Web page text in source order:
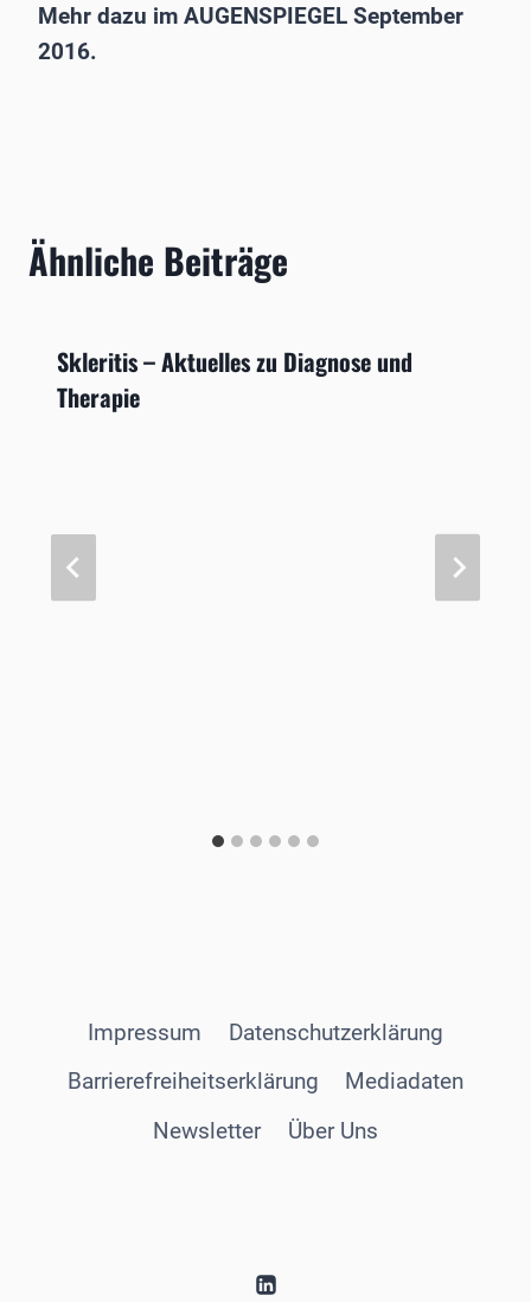
Mehr dazu im AUGENSPIEGEL September
2016.
Ähnliche Beiträge
Skleritis – Aktuelles zu Diagnose und
Therapie
Impressum
Datenschutzerklärung
Barrierefreiheitserklärung
Mediadaten
Newsletter
Über Uns